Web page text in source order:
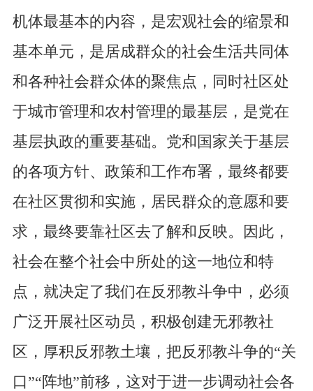
机体最基本的内容，是宏观社会的缩景和
基本单元，是居成群众的社会生活共同体
和各种社会群众体的聚焦点，同时社区处
于城市管理和农村管理的最基层，是党在
基层执政的重要基础。党和国家关于基层
的各项方针、政策和工作布署，最终都要
在社区贯彻和实施，居民群众的意愿和要
求，最终要靠社区去了解和反映。因此，
社会在整个社会中所处的这一地位和特
点，就决定了我们在反邪教斗争中，必须
广泛开展社区动员，积极创建无邪教社
区，厚积反邪教土壤，把反邪教斗争的“关
口”“阵地”前移，这对于进一步调动社会各